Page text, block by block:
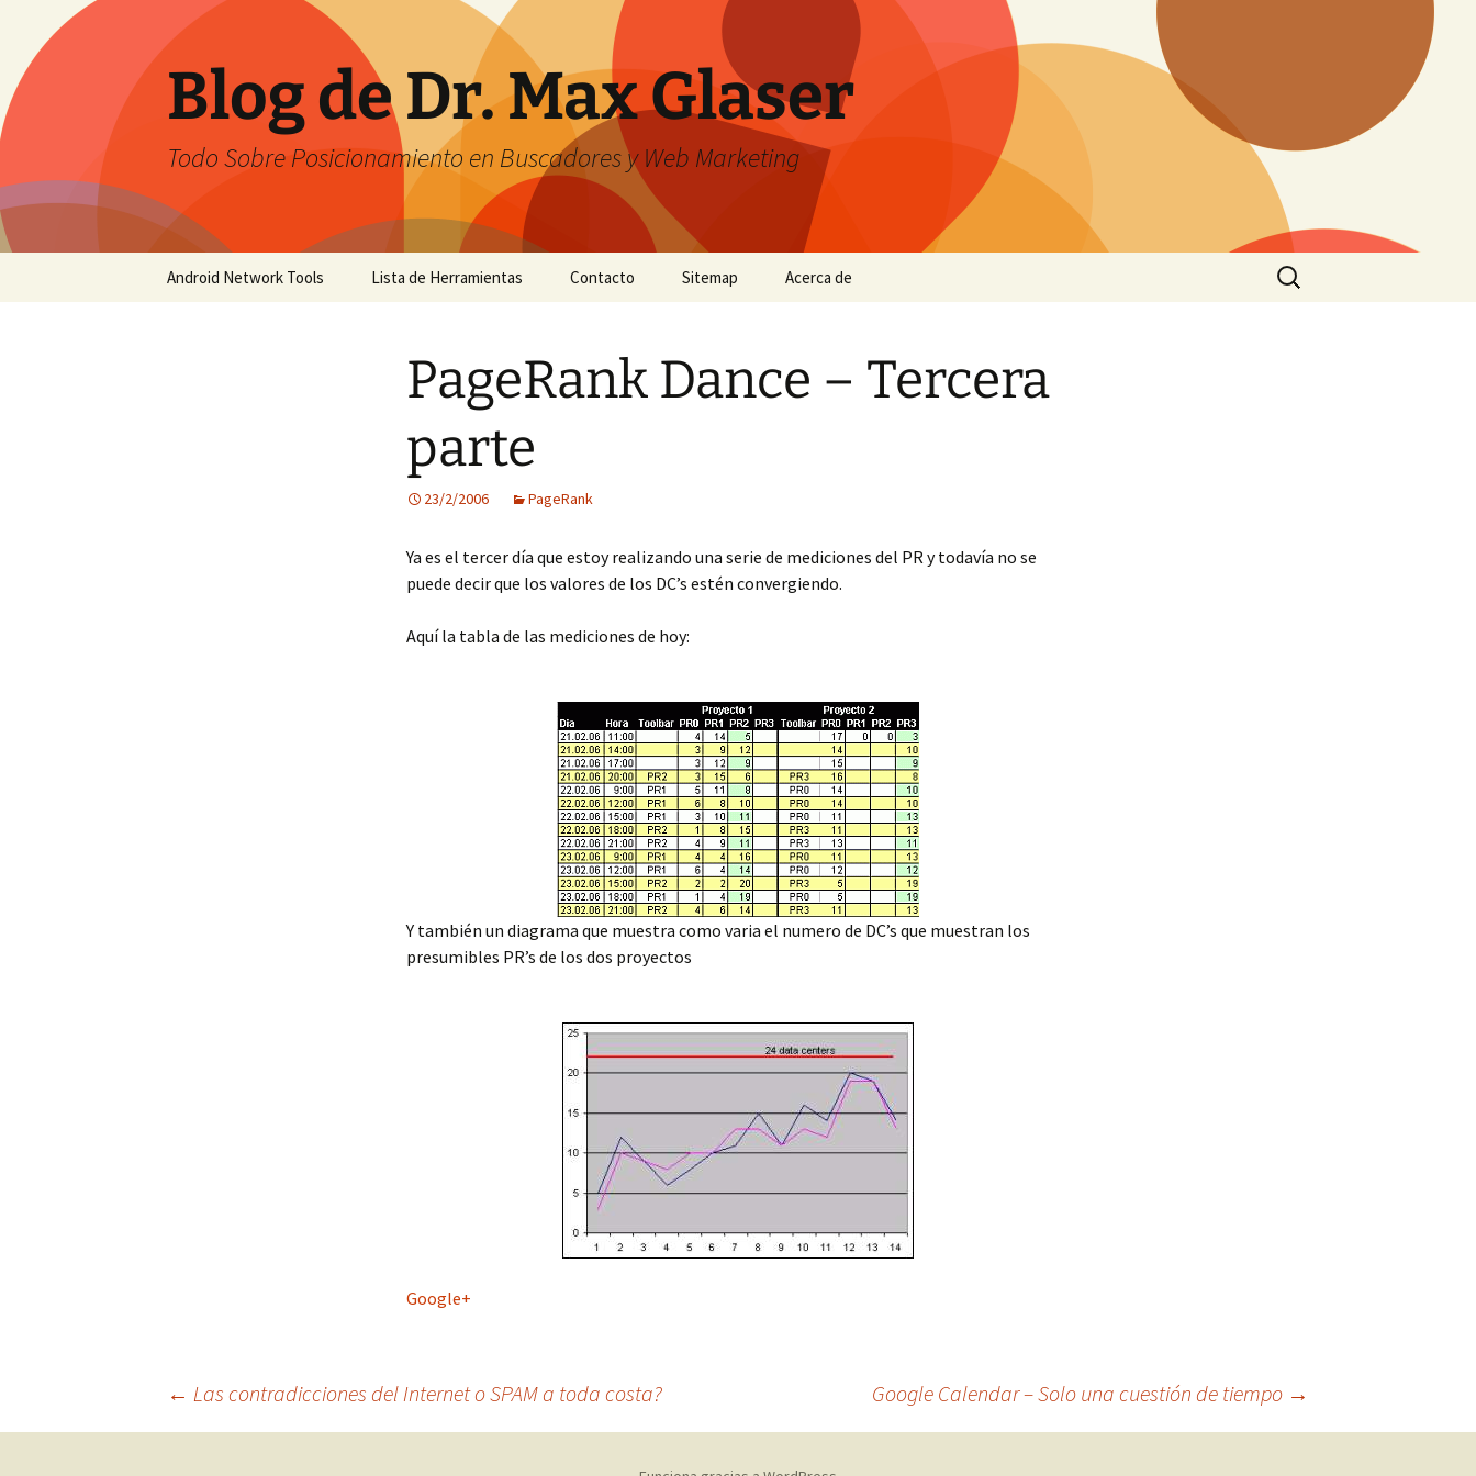
contenido
Blog de Dr. Max Glaser
Todo Sobre Posicionamiento en Buscadores y Web Marketing
Android Network Tools Lista de Herramientas Contacto Sitemap Acerca de
Buscar:
PageRank Dance – Tercera
parte
23/2/2006 PageRank
Ya es el tercer día que estoy realizando una serie de mediciones del PR y todavía no se
puede decir que los valores de los DC’s estén convergiendo.
Aquí la tabla de las mediciones de hoy:
Y también un diagrama que muestra como varia el numero de DC’s que muestran los
presumibles PR’s de los dos proyectos
Google+
Navegación
← Las contradicciones del Internet o SPAM a toda costa? Google Calendar – Solo una cuestión de tiempo →